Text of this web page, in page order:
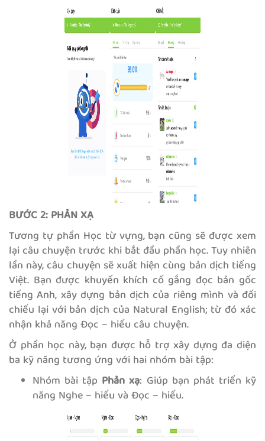
BƯỚC 2: PHẢN XẠ
Tương tự phần Học từ vựng, bạn cũng sẽ được xem
lại câu chuyện trước khi bắt đầu phần học. Tuy nhiên
lần này, câu chuyện sẽ xuất hiện cùng bản dịch tiếng
Việt. Bạn được khuyến khích cố gắng đọc bản gốc
tiếng Anh, xây dựng bản dịch của riêng mình và đối
chiếu lại với bản dịch của Natural English; từ đó xác
nhận khả năng Đọc – hiểu câu chuyện.
Ở phần học này, bạn được hỗ trợ xây dựng đa diện
ba kỹ năng tương ứng với hai nhóm bài tập:
Nhóm bài tập Phản xạ: Giúp bạn phát triển kỹ
năng Nghe – hiểu và Đọc – hiểu.